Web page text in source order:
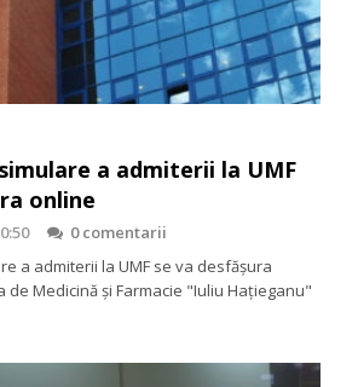
a admiterii la UMF
online
0 comentarii
a admiterii la UMF se va desfăşura
de Medicină și Farmacie "Iuliu Hațieganu"